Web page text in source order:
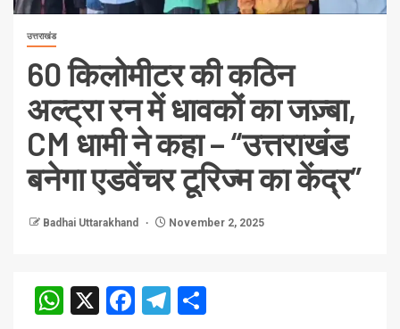
उत्तराखंड
60 किलोमीटर की कठिन
अल्ट्रा रन में धावकों का जज़्बा,
CM धामी ने कहा – “उत्तराखंड
बनेगा एडवेंचर टूरिज्म का केंद्र”
Badhai Uttarakhand November 2, 2025
WhatsApp
X Facebook
Telegram